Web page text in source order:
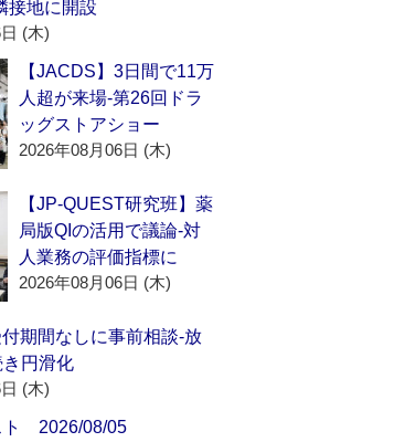
接地に開設
(木)
【JACDS】3日間で11万
人超が来場‐第26回ドラ
ッグストアショー
2026年08月06日 (木)
【JP-QUEST研究班】薬
局版QIの活用で議論‐対
人業務の評価指標に
2026年08月06日 (木)
付期間なしに事前相談‐放
円滑化
(木)
ト 2026/08/05